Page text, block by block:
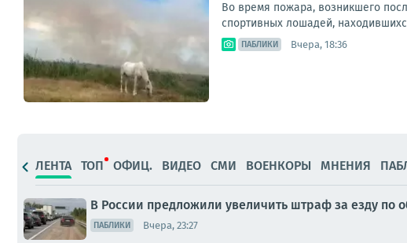
Во время пожара, возникшего
спортивных лошадей,
ПАБЛИКИ Вчера, 18:36
ЛЕНТА ТОП ОФИЦ. ВИДЕО СМИ ВОЕНКОРЫ МНЕНИЯ
В России предложили увеличить штраф за езду по
ПАБЛИКИ Вчера, 23:27